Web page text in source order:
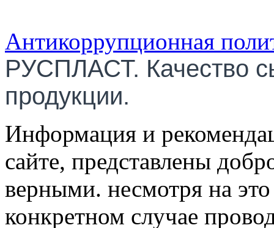
Антикоррупционная
РУСПЛАСТ. Качество
продукции.
Информация и
сайте, представлены
верными. несмотря на
конкретном случае